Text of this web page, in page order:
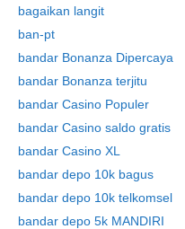
bagaikan langit
ban-pt
bandar Bonanza Dipercaya
bandar Bonanza terjitu
bandar Casino Populer
bandar Casino saldo gratis
bandar Casino XL
bandar depo 10k bagus
bandar depo 10k telkomsel
bandar depo 5k MANDIRI